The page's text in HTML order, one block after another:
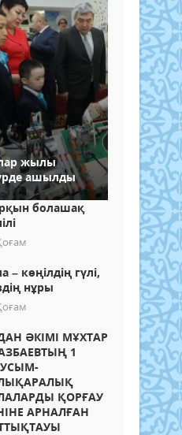
жылы
ашылды
болашақ
– көңілдің гүлі,
нұры
ӘКІМІ МҰХТАР
1
ҚОРҒАУ
АРНАЛҒАН